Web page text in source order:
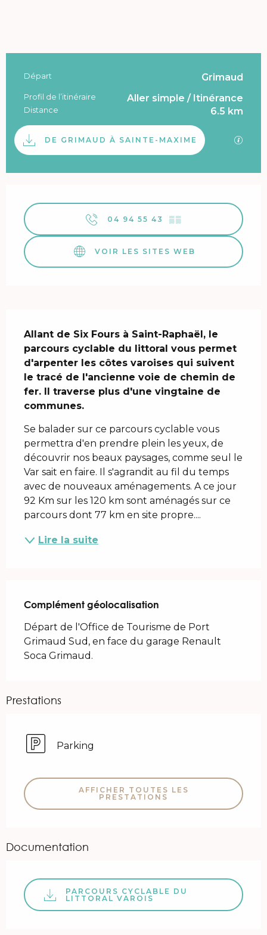
Informations pratiques
Départ Grimaud
Profil de l’itinéraire Aller simple / Itinérance
Distance 6.5 km
Documentation
DE GRIMAUD À SAINTE-MAXIME
04 94 55 43 ▒▒
VOIR LES SITES WEB
Allant de Six Fours à Saint-Raphaël, le
parcours cyclable du littoral vous permet
d'arpenter les côtes varoises qui suivent
le tracé de l'ancienne voie de chemin de
fer. Il traverse plus d'une vingtaine de
communes.
Se balader sur ce parcours cyclable vous
permettra d'en prendre plein les yeux, de
découvrir nos beaux paysages, comme seul le
Var sait en faire. Il s'agrandit au fil du temps
avec de nouveaux aménagements. A ce jour
92 Km sur les 120 km sont aménagés sur ce
parcours dont 77 km en site propre....
Lire la suite
Complément géolocalisation
Complément géolocalisation
Départ de l'Office de Tourisme de Port
Grimaud Sud, en face du garage Renault
Soca Grimaud.
Prestations
Parking
AFFICHER TOUTES LES
PRESTATIONS
Documentation
PARCOURS CYCLABLE DU
LITTORAL VAROIS